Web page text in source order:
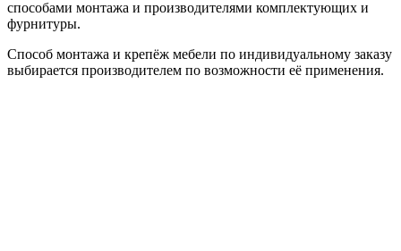
способами монтажа и производителями комплектующих и
фурнитуры.
Способ монтажа и крепёж мебели по индивидуальному заказу
выбирается производителем по возможности её применения.